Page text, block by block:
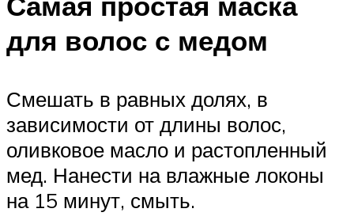
для волос с медом
Смешать в равных долях, в
зависимости от длины волос,
оливковое масло и растопленный
мед. Нанести на влажные локоны
на 15 минут, смыть.